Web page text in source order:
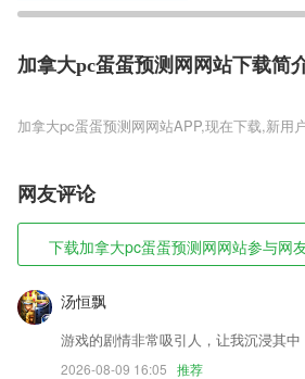
加拿大pc蛋蛋预测网网站下载简
加拿大pc蛋蛋预测网网站
加拿大pc蛋蛋预测网网站是一款让玩家扮演
学生，在这个灯红酒绿的大城市，你可以通过
得收益。你可以在学校和不同的同学合作做
铺打工。自己的学业是最重要的，奖学金对
加拿大pc蛋蛋预测网网站软件特
1,费用类型，清晰可见
2,【各种排行榜】满足你从任何角度找到自己
3,海量云存储空间
网友评论
下载加拿大pc蛋蛋预测网网站参与网
汤恒飘
游戏的剧情非常吸引人，让我沉浸其中
2026-08-09 16:05 推荐